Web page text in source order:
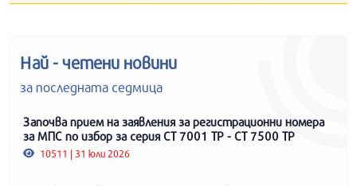
Най - четени новини
за последната седмица
Започва прием на заявления за регистрационни номера
за МПС по избор за серия СТ 7001 ТР - СТ 7500 ТР
10511 | 31 юли 2026